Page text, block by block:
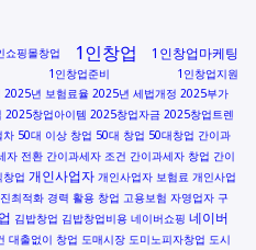
쇼핑몰창업 1인창업 1인창업마케팅
1인창업준비 1인창업지원
2025년 보험료율 2025년 세법개정 2025부가
2025창업아이템 2025창업자금 2025창업트렌
차 50대 이상 창업 50대 창업 50대창업 간이과
자 전환 간이과세자 조건 간이과세자 창업 간이
창업 개인사업자 개인사업자 보험료 개인사업
최적화 경력 활용 창업 고용보험 자영업자 구
김밥창업 김밥창업비용 네이버쇼핑 네이버
대출없이 창업 도매시장 도미노피자창업 도시